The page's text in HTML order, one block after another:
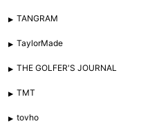
TANGRAM
TaylorMade
THE GOLFER'S JOURNAL
TMT
tovho